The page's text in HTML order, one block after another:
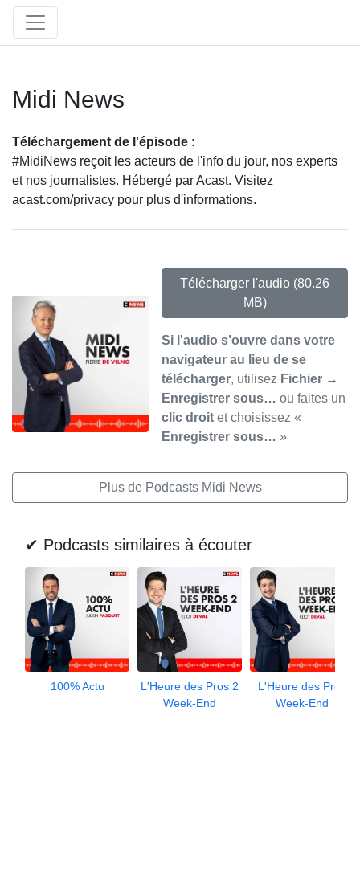
Midi News
Téléchargement de l'épisode :
#MidiNews reçoit les acteurs de l'info du jour, nos experts
et nos journalistes. Hébergé par Acast. Visitez
acast.com/privacy pour plus d'informations.
Télécharger l'audio (80.26
MB)
Si l'audio s’ouvre dans votre
navigateur au lieu de se
télécharger, utilisez Fichier →
Enregistrer sous… ou faites un
clic droit et choisissez «
Enregistrer sous… »
Plus de Podcasts Midi News
✔ Podcasts similaires à écouter
100% Actu
L'Heure des Pros 2
Week-End
L'Heure des Pros
Week-End